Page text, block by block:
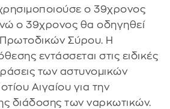
ο 39χρονος
ο 39χρονος θα οδηγηθεί
Πρωτοδικών Σύρου. Η
εντάσσεται στις ειδικές
των αστυνομικών
Αιγαίου για την
διάδοσης των ναρκωτικών.